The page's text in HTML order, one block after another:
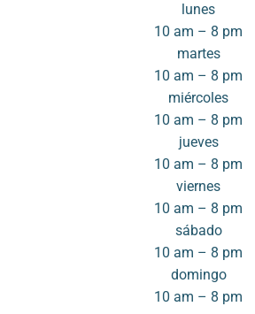
lunes
10 am – 8 pm
martes
10 am – 8 pm
miércoles
10 am – 8 pm
jueves
10 am – 8 pm
viernes
10 am – 8 pm
sábado
10 am – 8 pm
domingo
10 am – 8 pm